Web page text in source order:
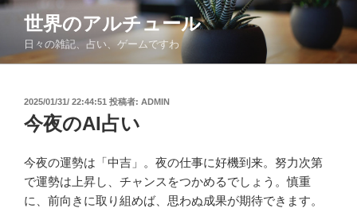
コ
ン
世界のアルチュール
日々の雑記、占い、ゲームですわ
投
稿
日:
2025/01/31/ 22:44:51 投稿者: ADMIN
今夜のAI占い
今夜の運勢は「中吉」。夜の仕事に好機到来。努力次第
で運勢は上昇し、チャンスをつかめるでしょう。慎重
に、前向きに取り組めば、思わぬ成果が期待できます。